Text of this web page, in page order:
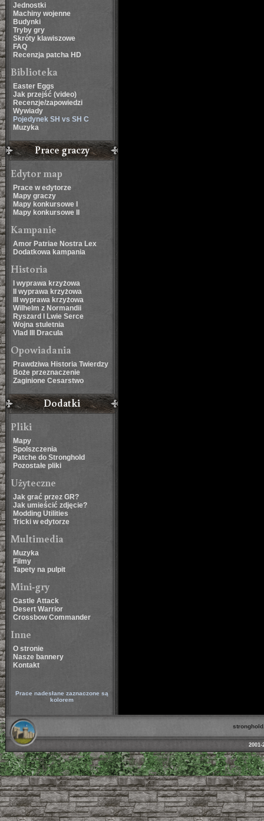
Jednostki
Machiny wojenne
Budynki
Tryby gry
Skróty klawiszowe
FAQ
Recenzja patcha HD
Biblioteka
Easter Eggs
Jak przejść (video)
Recenzje/zapowiedzi
Wywiady
Pojedynek SH vs SH C
Muzyka
Prace graczy
Edytor map
Prace w edytorze
Mapy graczy
Mapy konkursowe I
Mapy konkursowe II
Kampanie
Amor Patriae Nostra Lex
Dodatkowa kampania
Historia
I wyprawa krzyżowa
II wyprawa krzyżowa
III wyprawa krzyżowa
Wilhelm z Normandii
Ryszard I Lwie Serce
Wojna stuletnia
Vlad III Dracula
Opowiadania
Prawdziwa Historia Twierdzy
Boże przeznaczenie
Zaginione Cesarstwo
Dodatki
Pliki
Mapy
Spolszczenia
Patche do Stronghold
Pozostałe pliki
Użyteczne
Jak grać przez GR?
Jak umieścić zdjęcie?
Modding Utilities
Tricki w edytorze
Multimedia
Muzyka
Filmy
Tapety na pulpit
Mini-gry
Castle Attack
Desert Warrior
Crossbow Commander
Inne
O stronie
Nasze bannery
Kontakt
Prace nadesłane zaznaczone są
kolorem